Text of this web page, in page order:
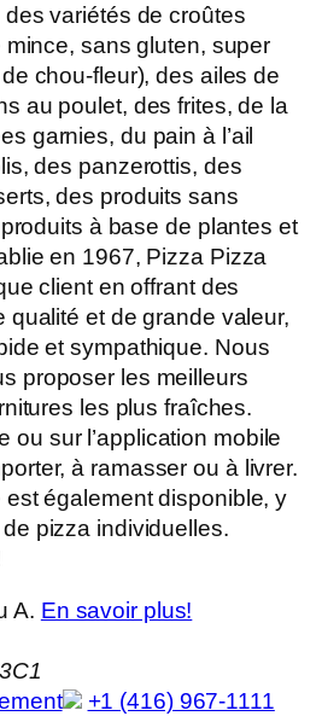
variétés de croûtes
sans gluten, super
chou-fleur), des ailes de
au poulet, des frites, de la
garnies, du pain à l’ail
des panzerottis, des
des produits sans
à base de plantes et
en 1967, Pizza Pizza
client en offrant des
qualité et de grande valeur,
et sympathique. Nous
proposer les meilleurs
les plus fraîches.
ou sur l’application mobile
à ramasser ou à livrer.
également disponible, y
pizza individuelles.
A. En savoir plus!
+1 (416) 967-1111